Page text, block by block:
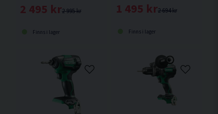
2 995 kr
2 495 kr
Finns i lager
2 694 kr
1 495 kr
Finns i lager